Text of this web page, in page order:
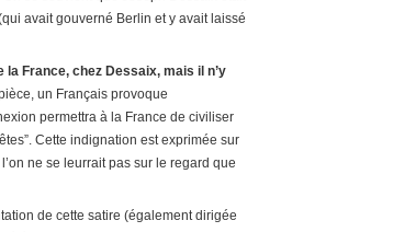
avait gouverné Berlin et y avait laissé
la France, chez Dessaix, mais il n’y
un Français provoque
permettra à la France de civiliser
Cette indignation est exprimée sur
ne se leurrait pas sur le regard que
de cette satire (également dirigée